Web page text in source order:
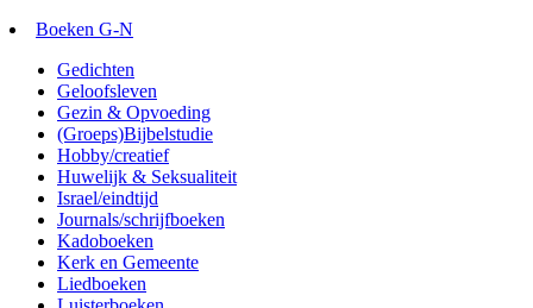
Boeken G-N
Gedichten
Geloofsleven
Gezin & Opvoeding
(Groeps)Bijbelstudie
Hobby/creatief
Huwelijk & Seksualiteit
Israel/eindtijd
Journals/schrijfboeken
Kadoboeken
Kerk en Gemeente
Liedboeken